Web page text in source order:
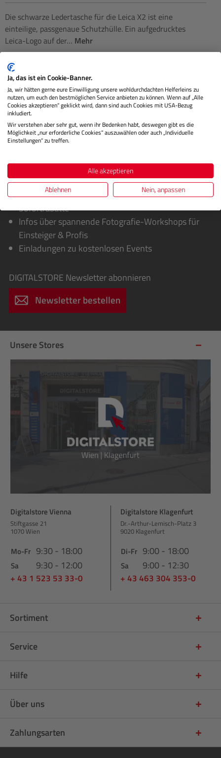
Die schwarze Ledertasche für die Leica X2 ist eine
einteilige, passgenaue Schutzhülle. Ein aufgedrucktes
Leica-Logo auf der… Mehr
Herstellerinformationen
Bewertungen
Sie erhalten von uns:
Exklusive Sonderaktionen, Cashbacks &
Sofortrabatte
Infos über spannende Fotografie-Workshops für
Einsteiger & Profis
Einladungen zu kostenlosen Events
DIGITALSTORE Newsletter abonnieren
Newsletter bestellen
Unsere Stores
Digitalstore Vienna
Stiftgasse 21
1070 Wien
Mo-Fr 9:30 - 18:00
Sa 9:30 - 12:00
+ 43 1 523 53 33-0
Digitalstore Klagenfurt
Dr.-Arthur-Lemisch-Platz 3
9020 Klagenfurt
Di-Fr 9:00 - 18:00
Sa 9:00 - 12:30
+ 43 463 304 353-0
Sortiment
Service
Hilfe
Über uns
Zahlungsarten
Ja, das ist ein Cookie-Banner.
Ja, wir hätten gerne eure Einwilligung unsere wohldurchdachten Helferleins zu
nutzen, um euch den bestmöglichen Service anbieten zu können. Wenn auf „Alle
Cookies akzeptieren“ geklickt wird, dann sind auch Cookies mit USA-Bezug
inkludiert.
Wir verstehen aber sehr gut, wenn ihr Bedenken habt, deswegen gibt es die
Möglichkeit „nur erforderliche Cookies“ auszuwählen oder auch „Individuelle
Einstellungen“ zu treffen.
Alle akzeptieren
Ablehnen
Nein, anpassen